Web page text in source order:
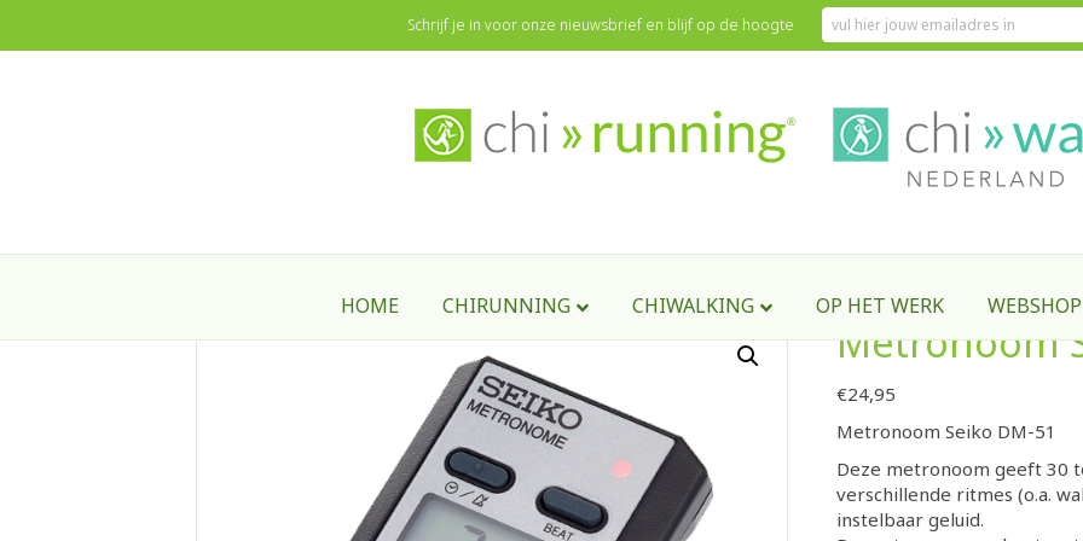
ChiRunning - ChiWalking Nederland & België
HOME CHIRUNNING CHIWALKING OP HET WERK WEBSHOP
Metronoom
€24,95
Metronoom Seiko DM-51
Deze metronoom geeft 30
verschillende ritmes (o.a.
instelbaar geluid.
Schrijf je in voor onze nieuwsbrief en blijf op de hoogte